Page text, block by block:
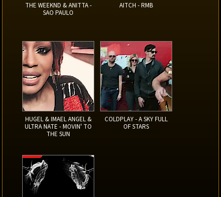
THE WEEKND & ANITTA -
SAO PAULO
AITCH - RMB
HUGEL & IMAEL ANGEL &
ULTRA NATE - MOVIN' TO
THE SUN
COLDPLAY - A SKY FULL
OF STARS